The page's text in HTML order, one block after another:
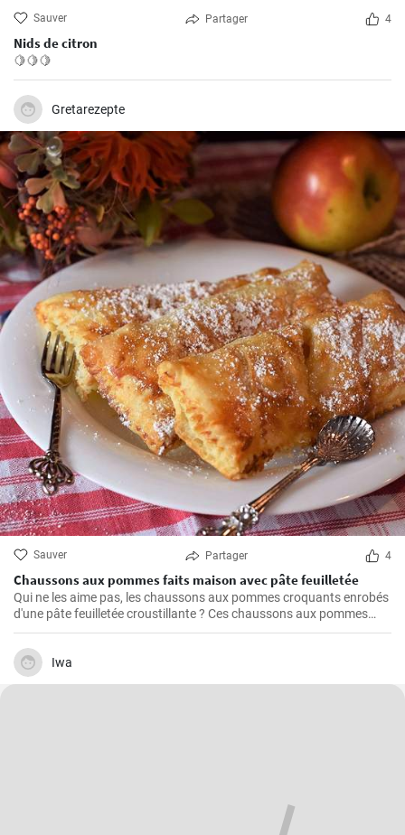
Sauver Partager 4
Nids de citron
🍋🍋🍋
Gretarezepte
Sauver Partager 4
Chaussons aux pommes faits maison avec pâte feuilletée
Qui ne les aime pas, les chaussons aux pommes croquants enrobés
d'une pâte feuilletée croustillante ? Ces chaussons aux pommes
faits maison sont un régal absolu et l'un de mes favoris personnels.
La préparation est plus simple qu'on ne le pense et c'est un vrai
régal à chaque fois. Alors, retroussez vos manches et c'est parti !
Iwa